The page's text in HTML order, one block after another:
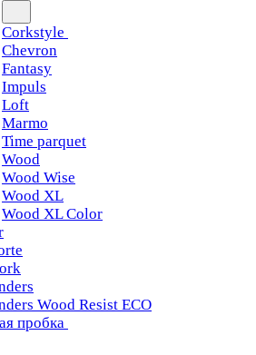
Corkstyle
Chevron
Fantasy
Impuls
Loft
Marmo
Time parquet
Wood
Wood Wise
Wood XL
Wood XL Color
Wood Resist ECO
пробка